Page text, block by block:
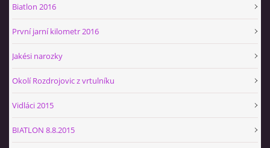
Biatlon 2016
První jarní kilometr 2016
Jakési narozky
Okolí Rozdrojovic z vrtulníku
Vidláci 2015
BIATLON 8.8.2015